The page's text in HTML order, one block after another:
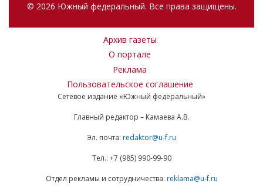
© 2026 Южный федеральный. Все права защищены.
Архив газеты
О портале
Реклама
Пользовательское соглашение
Сетевое издание «Южный федеральный»
Главный редактор – Камаева А.В.
Эл. почта: redaktor@u-f.ru
Тел.: +7 (985) 990-99-90
Отдел рекламы и сотрудничества: reklama@u-f.ru